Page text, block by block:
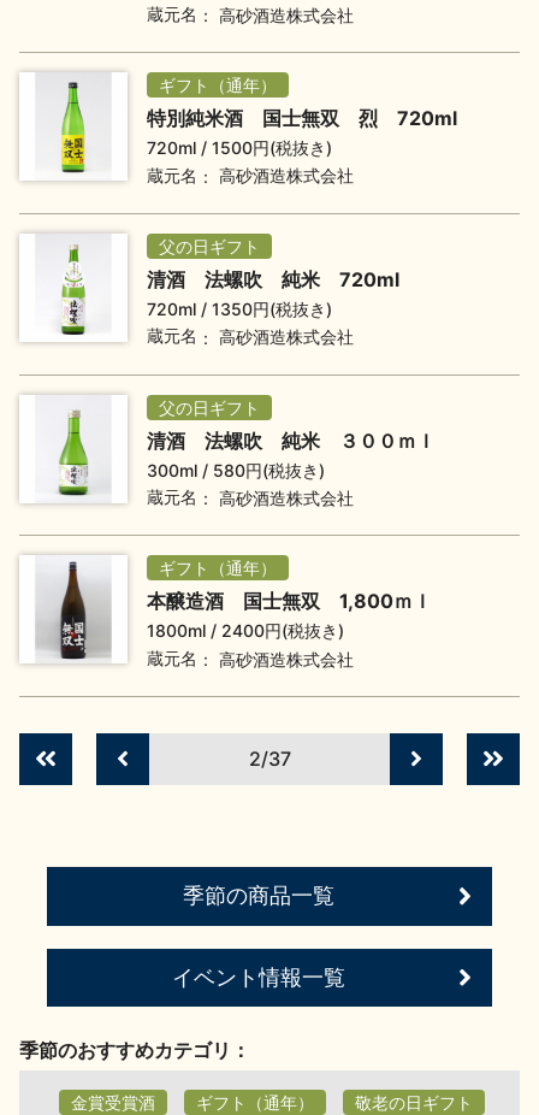
地酒・イベント情報
イベント情報TOP 新商品・おすすめ商品
季節の商品 イベント情報
地酒蔵元会WEB展示会 地酒蔵元会利酒会
美味しい地酒の選び方
地酒蔵元会とは
蔵元名
高砂酒造株式会社
ギフト（通年）
特別純米酒 国士無双 烈 720ml
720ml
1500円(税抜き)
蔵元名
高砂酒造株式会社
父の日ギフト
清酒 法螺吹 純米 720ml
720ml
1350円(税抜き)
蔵元名
高砂酒造株式会社
父の日ギフト
清酒 法螺吹 純米 ３００ｍｌ
300ml
580円(税抜き)
蔵元名
高砂酒造株式会社
ギフト（通年）
本醸造酒 国士無双 1,800ｍｌ
1800ml
2400円(税抜き)
蔵元名
高砂酒造株式会社
2/37
季節の商品一覧
イベント情報一覧
季節のおすすめカテゴリ：
金賞受賞酒 ギフト（通年） 敬老の日ギフト